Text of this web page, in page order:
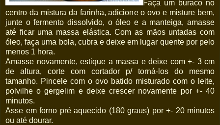
Faça um buraco no
centro da mistura da farinha, adicione o ovo e misture bem,
junte o fermento dissolvido, o óleo e a manteiga, amasse
até ficar uma massa elástica. Com as mãos untadas com
óleo, faça uma bola, cubra e deixe em lugar quente por pelo
menos 1 hora.
Amasse novamente, estique a massa e deixe com +- 3 cm
de altura, corte com cortador p/ torná-los do mesmo
tamanho. Pincele com o ovo batido misturado com o leite,
polvilhe o gergelim e deixe crescer novamente por +- 40
minutos.
Asse em forno pré aquecido (180 graus) por +- 20 minutos
ou até dourar.